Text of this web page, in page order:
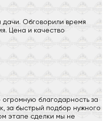
дачи. Обговорили время
Цена и качество
благодарность за
за быстрый подбор нужного
этапе сделки мы не